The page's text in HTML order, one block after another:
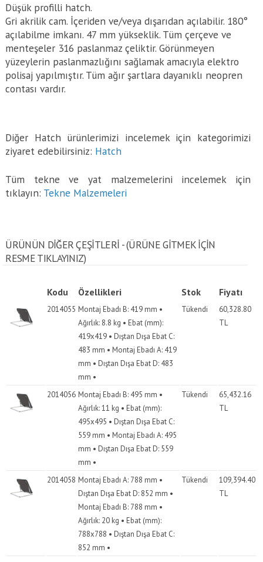
Düşük profilli hatch.
Gri akrilik cam. İçeriden ve/veya dışarıdan açılabilir. 180°
açılabilme imkanı. 47 mm yükseklik. Tüm çerçeve ve
menteşeler 316 paslanmaz çeliktir. Görünmeyen
yüzeylerin paslanmazlığını sağlamak amacıyla elektro
polisaj yapılmıştır. Tüm ağır şartlara dayanıklı neopren
contası vardır.
Diğer Hatch ürünlerimizi incelemek için kategorimizi
ziyaret edebilirsiniz: Hatch
Tüm tekne ve yat malzemelerini incelemek için
tıklayın: Tekne Malzemeleri
ÜRÜNÜN DİĞER ÇEŞİTLERİ - (ÜRÜNE GITMEK IÇIN
RESME TIKLAYINIZ)
Kodu Özellikleri Stok Fiyatı
2014055 Montaj Ebadı B: 419 mm •
Ağırlık: 8.8 kg • Ebat (mm):
419x419 • Dıştan Dışa Ebat C:
483 mm • Montaj Ebadı A: 419
mm • Dıştan Dışa Ebat D: 483
mm •
Tükendi
60,328.80
TL
2014056 Montaj Ebadı B: 495 mm •
Ağırlık: 11 kg • Ebat (mm):
495x495 • Dıştan Dışa Ebat C:
559 mm • Montaj Ebadı A: 495
mm • Dıştan Dışa Ebat D: 559
mm •
Tükendi
65,432.16
TL
2014058 Montaj Ebadı A: 788 mm •
Dıştan Dışa Ebat D: 852 mm •
Montaj Ebadı B: 788 mm •
Ağırlık: 20 kg • Ebat (mm):
788x788 • Dıştan Dışa Ebat C:
852 mm •
Tükendi
109,394.40
TL